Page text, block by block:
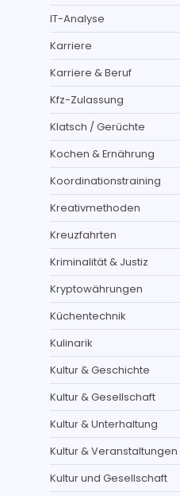
IT-Analyse
Karriere
Karriere & Beruf
Kfz-Zulassung
Klatsch / Gerüchte
Kochen & Ernährung
Koordinationstraining
Kreativmethoden
Kreuzfahrten
Kriminalität & Justiz
Kryptowährungen
Küchentechnik
Kulinarik
Kultur & Geschichte
Kultur & Gesellschaft
Kultur & Unterhaltung
Kultur & Veranstaltungen
Kultur und Gesellschaft